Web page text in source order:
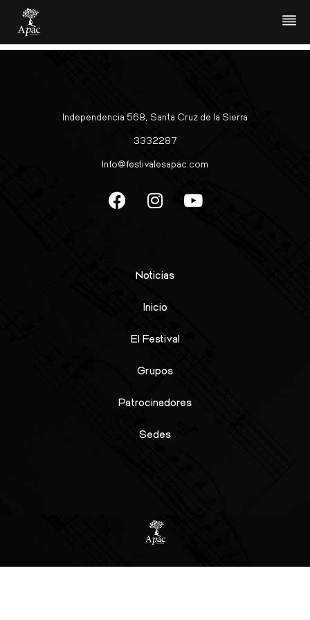
Camerata Vocal Dívano
Independencia 568, Santa Cruz de la Sierra
3332287
Info@festivalesapac.com
Noticias
Inicio
El Festival
Grupos
Patrocinadores
Sedes